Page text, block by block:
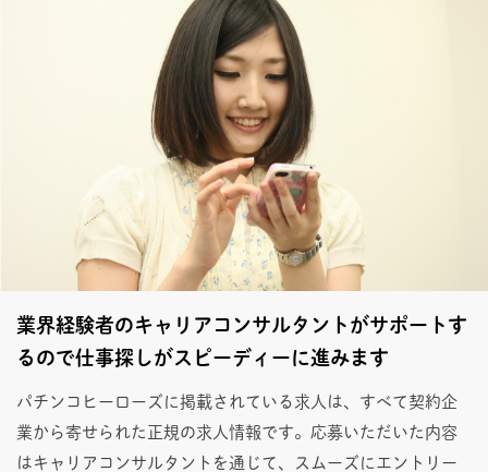
業界経験者のキャリアコンサルタントがサポートす
るので仕事探しがスピーディーに進みます
パチンコヒーローズに掲載されている求人は、すべて契約企
業から寄せられた正規の求人情報です。応募いただいた内容
はキャリアコンサルタントを通じて、スムーズにエントリー